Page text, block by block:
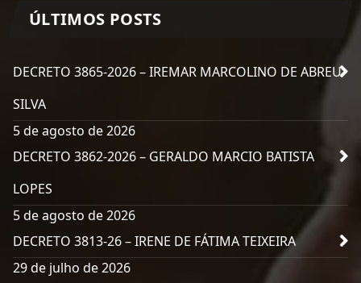
ÚLTIMOS POSTS
DECRETO 3865-2026 – IREMAR MARCOLINO DE ABREU
SILVA
5 de agosto de 2026
DECRETO 3862-2026 – GERALDO MARCIO BATISTA
LOPES
5 de agosto de 2026
DECRETO 3813-26 – IRENE DE FÁTIMA TEIXEIRA
29 de julho de 2026